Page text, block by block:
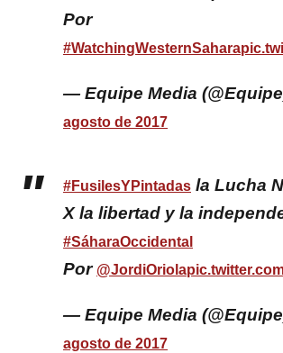
Por
#WatchingWesternSahara
— Equipe Media
agosto de 2017
#FusilesYPintadas la Lucha
X la libertad y la
#SáharaOccidental
Por @JordiOriola
— Equipe Media
agosto de 2017